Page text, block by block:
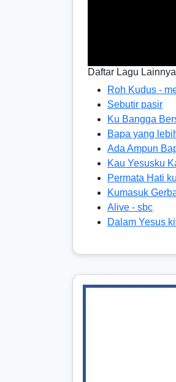
Daftar Lagu
Roh Kudus -
Sebutir pasir
Ku Bangga
Bapa yang
Ada Ampun
Kau Yesusku
Permata Hati ku
Kumasuk
Alive - sbc
Dalam Yesus